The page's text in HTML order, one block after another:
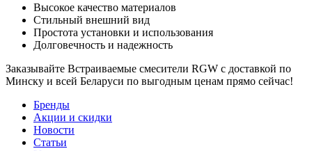
Высокое качество материалов
Стильный внешний вид
Простота установки и использования
Долговечность и надежность
Заказывайте Встраиваемые смесители RGW с доставкой по
Минску и всей Беларуси по выгодным ценам прямо сейчас!
Бренды
Акции и скидки
Новости
Статьи